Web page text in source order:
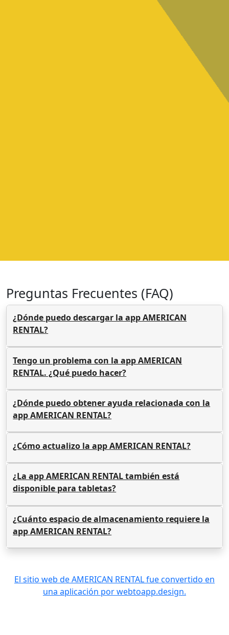
Preguntas Frecuentes (FAQ)
¿Dónde puedo descargar la app AMERICAN
RENTAL?
Tengo un problema con la app AMERICAN
RENTAL. ¿Qué puedo hacer?
¿Dónde puedo obtener ayuda relacionada con la
app AMERICAN RENTAL?
¿Cómo actualizo la app AMERICAN RENTAL?
¿La app AMERICAN RENTAL también está
disponible para tabletas?
¿Cuánto espacio de almacenamiento requiere la
app AMERICAN RENTAL?
El sitio web de AMERICAN RENTAL fue convertido en
una aplicación por webtoapp.design.